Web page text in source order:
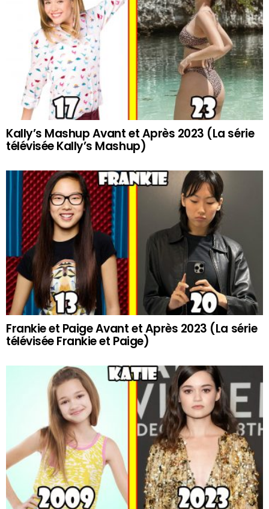
Kally’s Mashup Avant et Après 2023 (La série
télévisée Kally’s Mashup)
Frankie et Paige Avant et Après 2023 (La série
télévisée Frankie et Paige)